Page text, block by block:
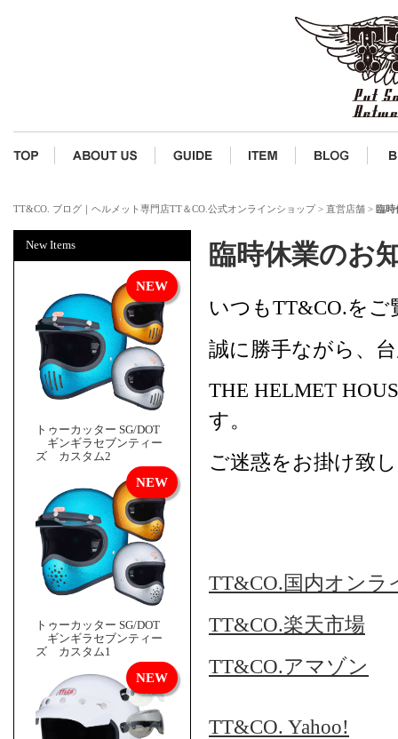
TT&CO. ブログ｜ヘルメット専門店TT＆CO.公式オンラインショップ> 直営店舗 > 臨時
New Items
トゥーカッター SG/DOT
ギンギラセブンティー
ズ カスタム2
トゥーカッター SG/DOT
ギンギラセブンティー
ズ カスタム1
臨時休業のお
いつもTT&CO.を
誠に勝手ながら、
THE HELMET
す。
ご迷惑をお掛け致
TT&CO.国内オンラ
TT&CO.楽天市場
TT&CO.アマゾン
TT&CO. Yahoo!